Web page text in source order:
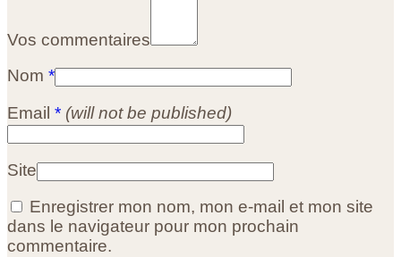
Vos commentaires
Nom *
Email * (will not be published)
Site
Enregistrer mon nom, mon e-mail et mon site
dans le navigateur pour mon prochain
commentaire.